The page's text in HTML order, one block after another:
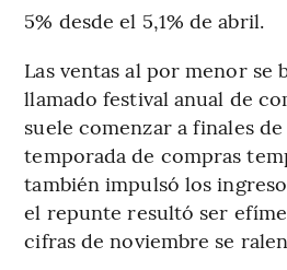
5% desde el 5,1% de abril.
Las ventas al por menor se
llamado festival anual de
suele comenzar a finales
temporada de compras
también impulsó los
el repunte resultó ser
cifras de noviembre se